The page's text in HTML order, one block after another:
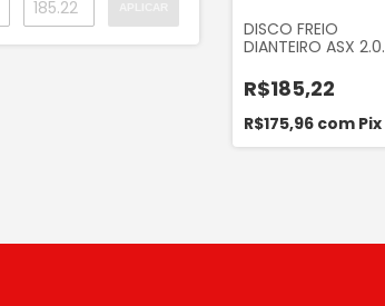
DISCO FREIO
DIANTEIRO ASX 2.0,
2016, OUTANDER
2008..., ECLIPCE
CROSS 1.5 2018...
R$185,22
R$175,96 com Pix